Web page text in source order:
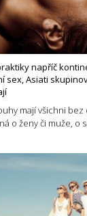
napříč
sex, Asiati
mají všichni
o ženy či muže, o